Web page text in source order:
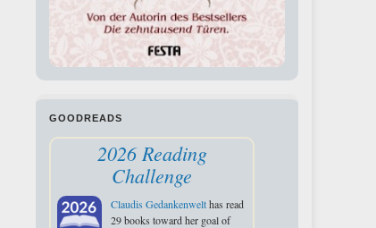
GOODREADS
2026 Reading
Challenge
Claudis Gedankenwelthas read
29 books toward her goal of